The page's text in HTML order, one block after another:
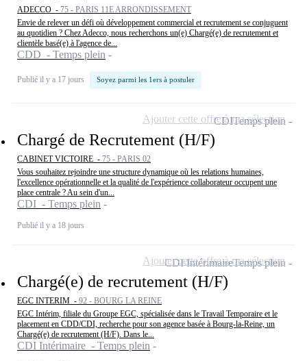
ADECCO - 75 - PARIS 11E ARRONDISSEMENT
Envie de relever un défi où développement commercial et recrutement se conjuguent
au quotidien ? Chez Adecco, nous recherchons un(e) Chargé(e) de recrutement et
clientèle basé(e) à l'agence de...
CDD - Temps plein
Publié il y a 17 jours Soyez parmi les 1ers à postuler
Chargé de Recrutement (H/F)
CABINET VICTOIRE - 75 - PARIS 02
Vous souhaitez rejoindre une structure dynamique où les relations humaines,
l'excellence opérationnelle et la qualité de l'expérience collaborateur occupent une
place centrale ? Au sein d'un...
CDI - Temps plein
Publié il y a 18 jours
CDITemps plein
Ajouter cette offre à ma sélection
Chargé(e) de recrutement (H/F)
EGC INTERIM - 92 - BOURG LA REINE
EGC Intérim, filiale du Groupe EGC, spécialisée dans le Travail Temporaire et le
placement en CDD/CDI, recherche pour son agence basée à Bourg-la-Reine, un
Chargé(e) de recrutement (H/F). Dans le...
CDI Intérimaire - Temps plein
CDI IntérimaireTemps plein
Ajouter cette offre à ma sélection